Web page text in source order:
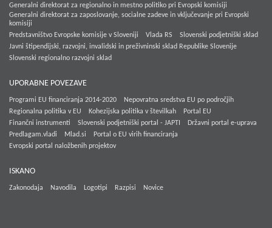
Generalni direktorat za regionalno in mestno politiko pri Evropski komisiji
Generalni direktorat za zaposlovanje, socialne zadeve in vključevanje pri Evropski
komisiji
Predstavništvo Evropske komisije v Sloveniji
Vlada RS
Slovenski podjetniški sklad
Javni štipendijski, razvojni, invalidski in preživninski sklad Republike Slovenije
Slovenski regionalno razvojni sklad
UPORABNE POVEZAVE
Programi EU financiranja 2014-2020
Nepovratna sredstva EU po področjih
Regionalna politika v EU
Kohezijska politika v številkah
Portal EU
Finančni instrumenti
Slovenski podjetniški portal - JAPTI
Državni portal e-uprava
Predlagam.vladi
Mlad.si
Portal o EU virih financiranja
Evropski portal naložbenih projektov
ISKANO
Zakonodaja Navodila Logotipi Razpisi Novice